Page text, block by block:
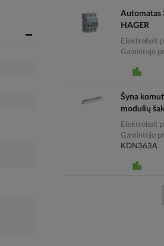
Automatas
HAGER
Elektrobalt
Gamintojo
Šyna
modulių
Elektrobalt
Gamintojo
KDN363A